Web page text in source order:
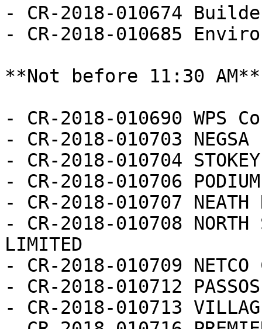
- CR-2018-010674
- CR-2018-010685
**Not before 11:30 AM**
- CR-2018-010690 WPS
- CR-2018-010703 NEGSA
- CR-2018-010704
- CR-2018-010706
- CR-2018-010707 NEATH
- CR-2018-010708 NORTH
LIMITED
- CR-2018-010709 NETCO
- CR-2018-010712
- CR-2018-010713